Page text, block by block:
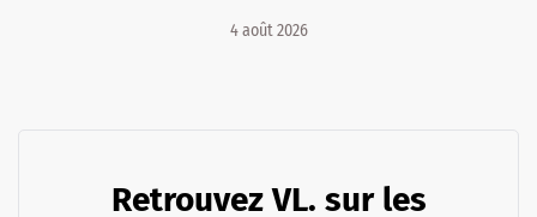
4 août 2026
Retrouvez VL. sur les